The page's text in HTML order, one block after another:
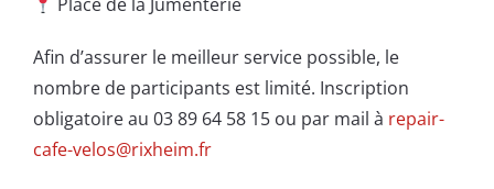
Afin d’assurer le meilleur service possible, le
nombre de participants est limité. Inscription
obligatoire au 03 89 64 58 15 ou par mail à repair-
cafe-velos@rixheim.fr